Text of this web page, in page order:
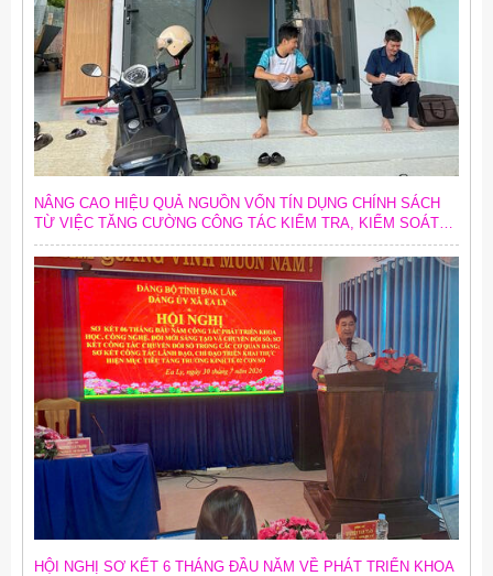
NÂNG CAO HIỆU QUẢ NGUỒN VỐN TÍN DỤNG CHÍNH SÁCH
TỪ VIỆC TĂNG CƯỜNG CÔNG TÁC KIỂM TRA, KIỂM SOÁT
NỘI BỘ
HỘI NGHỊ SƠ KẾT 6 THÁNG ĐẦU NĂM VỀ PHÁT TRIỂN KHOA